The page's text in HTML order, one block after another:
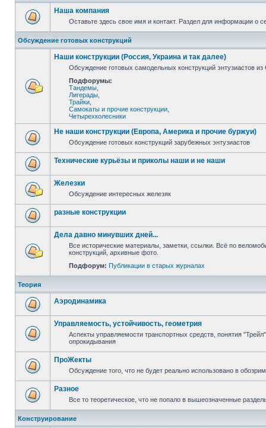
Наша компания
Оставьте здесь свое имя и контакт. Раздел для информации о
Обсуждение готовых конструкций
Наши конструкции (Россия, Украина и так далее)
Обсуждение готовых самодельных конструкций энтузиастов
Подфорумы:
Тандемы
Лигерады
Трайки
Самокаты и прочие конструкции
Четырехколесники
Не наши конструкции (Европа, Америка и прочие буржуи)
Обсуждение готовых конструкций зарубежных энтузиастов
Технические курьёзы и приколы наши и не наши
Железки
Обсуждение интересных железяк
разные конструкции
Дела давно минувших дней...
Все исторические материалы, заметки, ссылки. Всё по
конструкций, архивные фото.
Подфорум: Публикации в старых журналах
Теория
Аэродинамика
Управляемость, устойчивость, геометрия
Аспекты управляемости транспортных средств, понятия
опрокидывания
ПроЖекты
Обсуждение того, что не будет реально использовано в
Разное
Все то теоретическое, что не попало в вышеозначенные
Конструирование